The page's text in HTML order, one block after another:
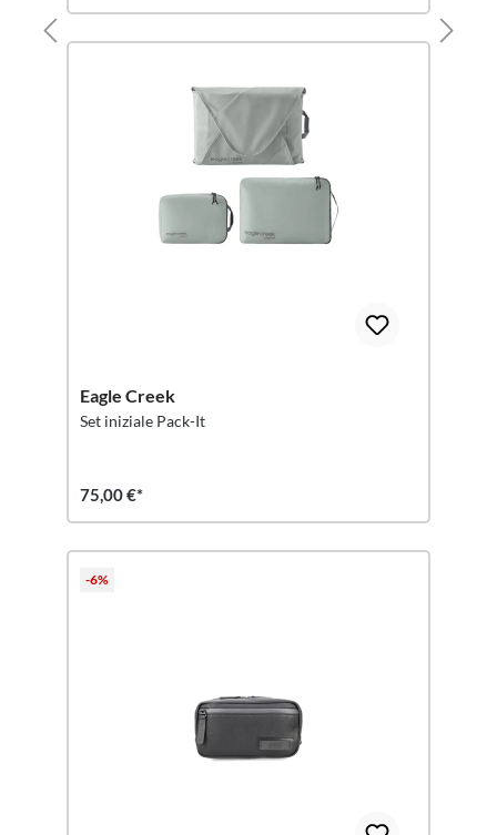
Eagle Creek
Set iniziale Pack-It
75,00 €*
-6%